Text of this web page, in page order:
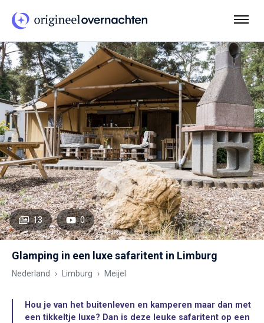
13 0
Glamping in een luxe safaritent in Limburg
Nederland Limburg Meijel
Hou je van het buitenleven en kamperen maar dan met
een tikkeltje luxe? Dan is deze leuke safaritent op een